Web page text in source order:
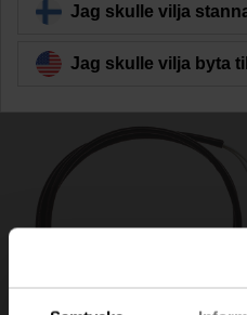
Tillbaka till produktkategori
Jag skulle vilja
Jag skulle vilja byta